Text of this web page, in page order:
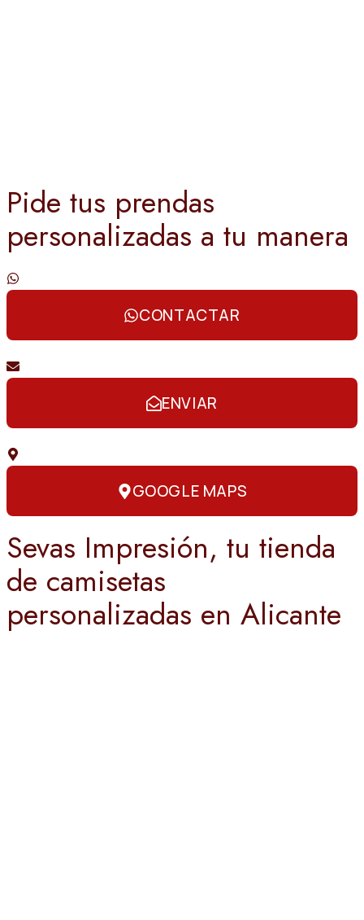
Pide tus prendas
personalizadas a tu manera
CONTACTAR
ENVIAR
GOOGLE MAPS
Sevas Impresión, tu tienda
de camisetas
personalizadas en Alicante